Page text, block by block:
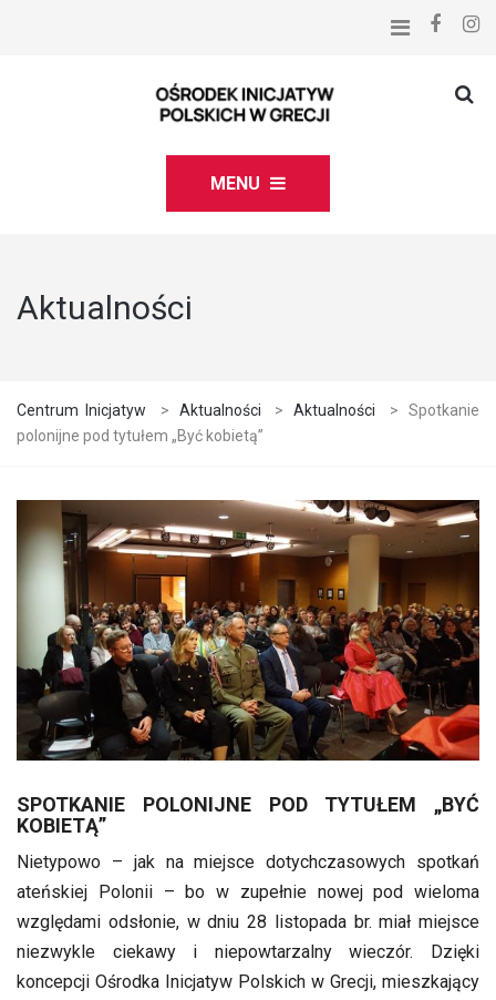
MENU
Aktualności
Centrum Inicjatyw > Aktualności > Aktualności >
Spotkanie
polonijne pod tytułem „Być kobietą”
SPOTKANIE POLONIJNE POD TYTUŁEM „BYĆ
KOBIETĄ”
Nietypowo – jak na miejsce dotychczasowych spotkań
ateńskiej Polonii – bo w zupełnie nowej pod wieloma
względami odsłonie, w dniu 28 listopada br. miał miejsce
niezwykle ciekawy i niepowtarzalny wieczór.
Dzięki
koncepcji Ośrodka Inicjatyw Polskich w Grecji, mieszkający